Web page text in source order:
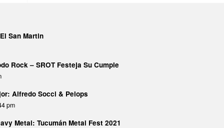
San Martin
Rock – SROT Festeja Su Cumple
Alfredo Socci & Pelops
pm
Metal: Tucumán Metal Fest 2021